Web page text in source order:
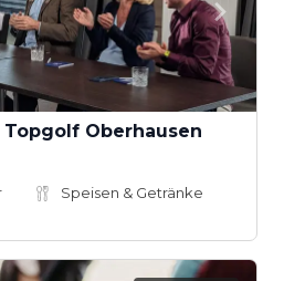
Oberhausen
Speisen & Getränke